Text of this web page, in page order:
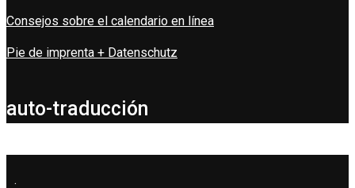
Consejos sobre el calendario en línea
Pie de imprenta + Datenschutz
auto-traducción
.